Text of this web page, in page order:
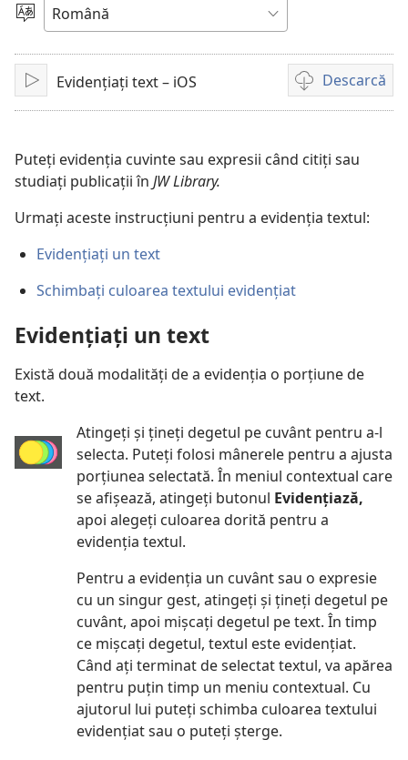
video
Alege
limba
RedareEvidențiați text – iOS Descarcă
Opțiuni
de
pentru
Puteți evidenția cuvinte sau expresii când citiți sau
studiați publicații în JW Library.
Urmați aceste instrucțiuni pentru a evidenția textul:
Evidențiați un text
Schimbați culoarea textului evidențiat
Evidențiați un text
Există două modalități de a evidenția o porțiune de
text.
Atingeți și țineți degetul pe cuvânt pentru a-l
selecta. Puteți folosi mânerele pentru a ajusta
porțiunea selectată. În meniul contextual care
se afișează, atingeți butonul Evidențiază,
apoi alegeți culoarea dorită pentru a
evidenția textul.
Pentru a evidenția un cuvânt sau o expresie
cu un singur gest, atingeți și țineți degetul pe
cuvânt, apoi mișcați degetul pe text. În timp
ce mișcați degetul, textul este evidențiat.
Când ați terminat de selectat textul, va apărea
pentru puțin timp un meniu contextual. Cu
ajutorul lui puteți schimba culoarea textului
evidențiat sau o puteți șterge.